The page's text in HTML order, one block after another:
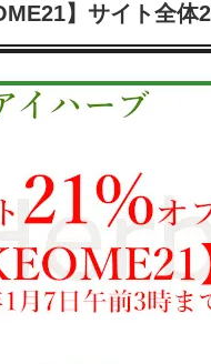
】サイト全体